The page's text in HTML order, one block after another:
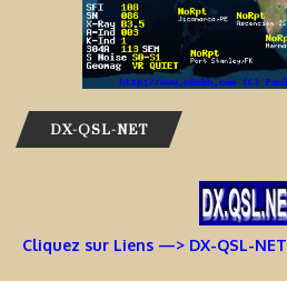
DX-QSL-NET
Cliquez sur Liens —> DX-QSL-NET